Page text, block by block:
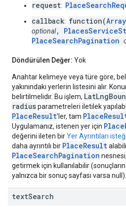
request:
callback: function(Array
optional,
PlaceSearchPagination
Döndürülen Değer: Yok
Anahtar kelimeye veya türe göre,
yakınındaki yerlerin listesini alır.
belirtilmelidir. Bu işlem,
radiusparametreleri iletilek
PlaceResult'ler, tam
Uygulamanız, istenen yer için
değerini ileten birYer Ayrıntıları isteği
daha ayrıntılı bir PlaceResult
PlaceSearchPagination
getirmek için kullanılabilir
yalnızca bir sonuç sayfası varsa null).
textSearch